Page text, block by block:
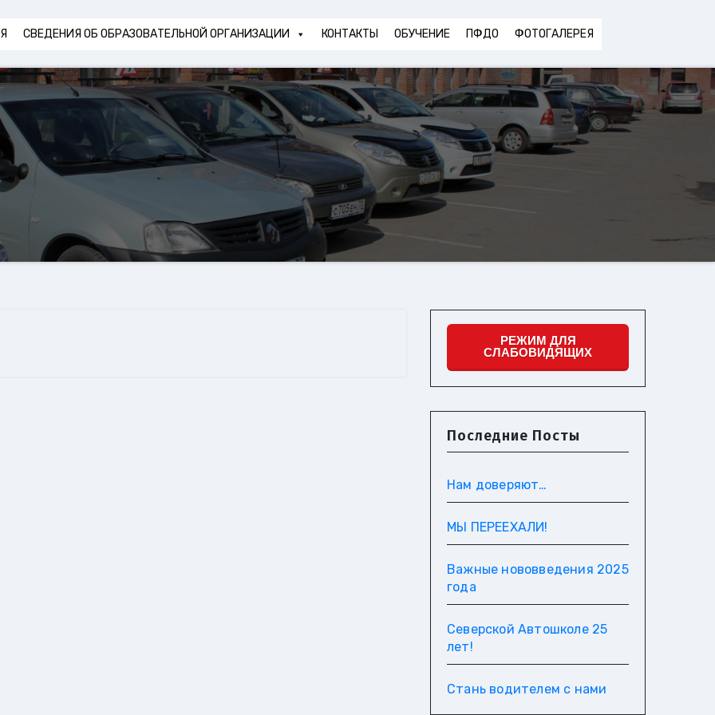
СВЕДЕНИЯ ОБ ОБРАЗОВАТЕЛЬНОЙ ОРГАНИЗАЦИИ КОНТАКТЫ ОБУЧЕНИЕ ПФДО ФОТОГАЛЕРЕЯ
РЕЖИМ ДЛЯ
СЛАБОВИДЯЩИХ
Последние Посты
Нам доверяют…
МЫ ПЕРЕЕХАЛИ!
Важные нововведения 2025
года
Северской Автошколе 25
лет!
Стань водителем с нами